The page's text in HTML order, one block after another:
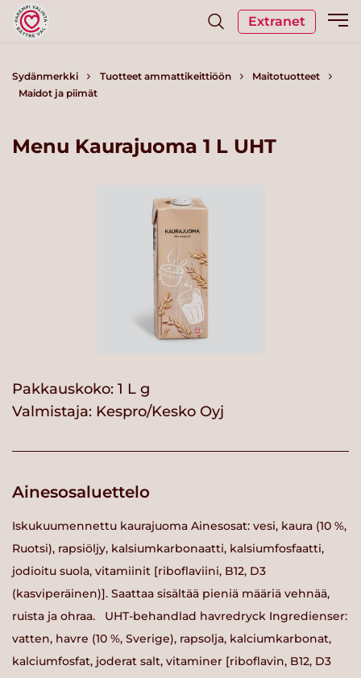
Extranet
Sydänmerkki Tuotteet ammattikeittiöön
Maitotuotteet
Maidot ja piimät
Menu Kaurajuoma 1 L UHT
Pakkauskoko: 1 L g
Valmistaja: Kespro/Kesko Oyj
Ainesosaluettelo
Iskukuumennettu kaurajuoma Ainesosat: vesi, kaura (10 %,
Ruotsi), rapsiöljy, kalsiumkarbonaatti, kalsiumfosfaatti,
jodioitu suola, vitamiinit [riboflaviini, B12, D3
(kasviperäinen)]. Saattaa sisältää pieniä määriä vehnää,
ruista ja ohraa. UHT-behandlad havredryck Ingredienser:
vatten, havre (10 %, Sverige), rapsolja, kalciumkarbonat,
kalciumfosfat, joderat salt, vitaminer [riboflavin, B12, D3